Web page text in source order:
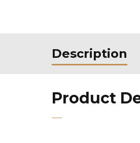
Description
Product